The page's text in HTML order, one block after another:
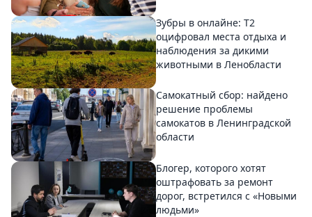
Зубры в онлайне: Т2
оцифровал места отдыха и
наблюдения за дикими
животными в Ленобласти
Самокатный сбор: найдено
решение проблемы
самокатов в Ленинградской
области
Блогер, которого хотят
оштрафовать за ремонт
дорог, встретился с «Новыми
людьми»